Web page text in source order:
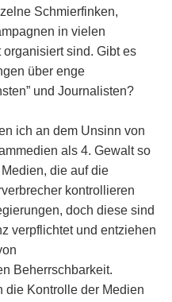
Schmierfinken,
in vielen
sind. Gibt es
über enge
und Journalisten?
ich an dem Unsinn von
als 4. Gewalt so
die auf die
kontrollieren
doch diese sind
verpflichtet und entziehen
Beherrschbarkeit.
die Kontrolle der Medien